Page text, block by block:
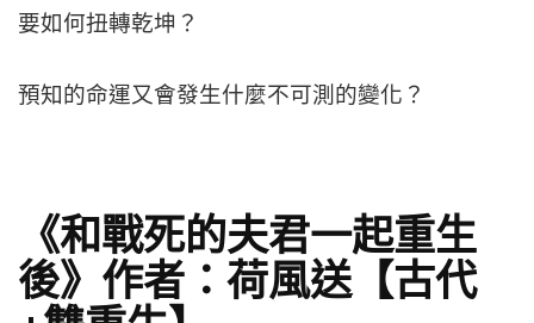
要如何扭轉乾坤？
預知的命運又會發生什麼不可測的變化？
《和戰死的夫君一起重生
後》作者：荷風送【古代